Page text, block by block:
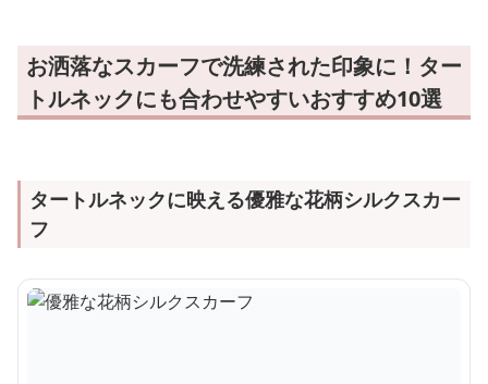
お洒落なスカーフで洗練された印象に！ター
トルネックにも合わせやすいおすすめ10選
タートルネックに映える優雅な花柄シルクスカー
フ